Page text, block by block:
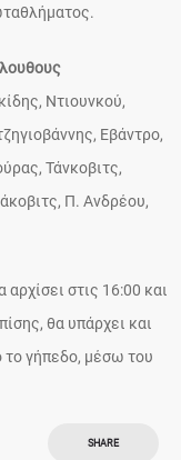
Ντιουνκού,
Εβάντρο,
Τάνκοβιτς,
Π. Ανδρέου,
αρχίσει στις 16:00 και
θα υπάρχει και
το γήπεδο, μέσω του
SHARE